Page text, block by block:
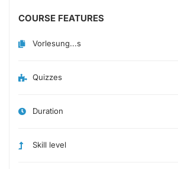
COURSE FEATURES
Vorlesung...s
Quizzes
Duration
Skill level